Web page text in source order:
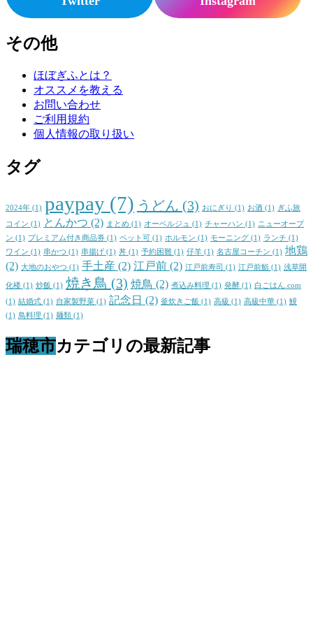
その他
ほぼぎふとは？
オススメを教える
お問い合わせ
ご利用規約
個人情報の取り扱い
タグ
2024年 (1) paypay (7) うどん (3) おにぎり (1) お酒 (1) ぎふ旅
コイン (1) とんかつ (2) まとめ (1) オーベルジュ (1) チャーハン (1) ニューオープ
ン (1) プレミアム付き商品券 (1) ペット可 (1) ホルモン (1) モーニング (1) ランチ (1)
ワイン (1) 串かつ (1) 串揚げ (1) 丼 (1) 予約困難 (1) 仔羊 (1) 名古屋コーチン (1) 地鶏
(2) 大地のおやつ (1) 手土産 (2) 江戸前 (2) 江戸前寿司 (1) 江戸前鮨 (1) 浅草開
化楼 (1) 炒飯 (1) 焼き鳥 (3) 焼鳥 (2) 煮込み料理 (1) 発酵 (1) 白ごはん.com
(1) 結婚式 (1) 自家製野菜 (1) 記念日 (2) 釜炊きご飯 (1) 高級 (1) 高級中華 (1) 鰻
(1) 鳥料理 (1) 麺類 (1)
瑞穂市カテゴリの最新記事